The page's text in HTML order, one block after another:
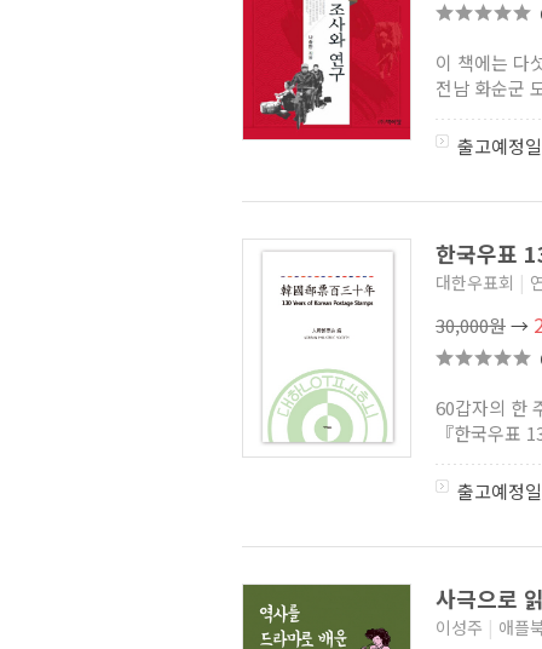
이 책에는 다
전남 화순군
출고예정
한국우표
대한우표회 |
30,000원→
60갑자의 한
『한국우표
출고예정
사극으로
이성주 | 애플